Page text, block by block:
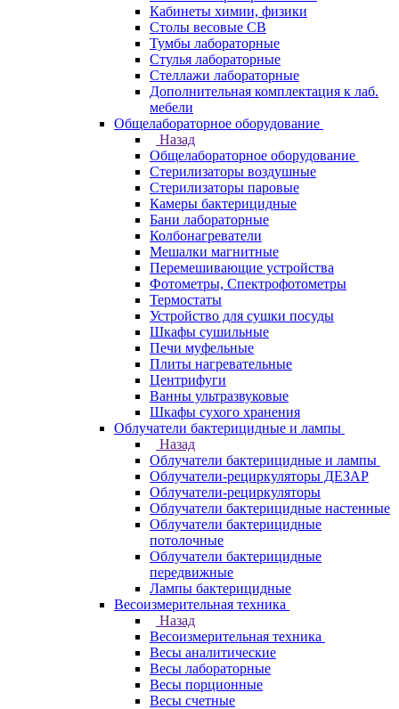
Кабинеты химии, физики
Столы весовые СВ
Тумбы лабораторные
Стулья лабораторные
Стеллажи лабораторные
Дополнительная комплектация к лаб.
мебели
Общелабораторное оборудование
Назад
Общелабораторное оборудование
Стерилизаторы воздушные
Стерилизаторы паровые
Камеры бактерицидные
Бани лабораторные
Колбонагреватели
Мешалки магнитные
Перемешивающие устройства
Фотометры, Спектрофотометры
Термостаты
Устройство для сушки посуды
Шкафы сушильные
Печи муфельные
Плиты нагревательные
Центрифуги
Ванны ультразвуковые
Шкафы сухого хранения
Облучатели бактерицидные и лампы
Назад
Облучатели бактерицидные и лампы
Облучатели-рециркуляторы ДЕЗАР
Облучатели-рециркуляторы
Облучатели бактерицидные настенные
Облучатели бактерицидные
потолочные
Облучатели бактерицидные
передвижные
Лампы бактерицидные
Весоизмерительная техника
Назад
Весоизмерительная техника
Весы аналитические
Весы лабораторные
Весы порционные
Весы счетные